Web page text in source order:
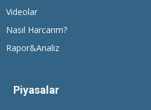
Videolar
Nasıl Harcarım?
Rapor&Analiz
Piyasalar